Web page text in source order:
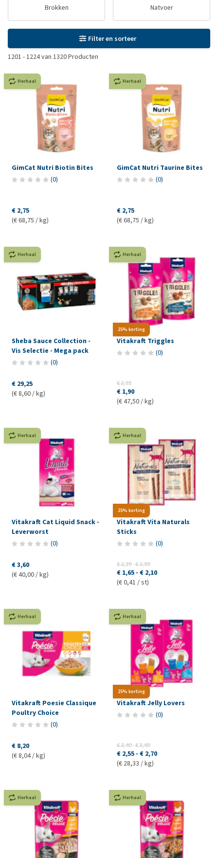
Brokken Natvoer
Filter en sorteer
1201 -1224van 1320Producten
Herhaal
GimCat Nutri Biotin Bites
(0)
€ 2,75
(€ 68,75 / kg)
Herhaal
GimCat Nutri Taurine Bites
(0)
€ 2,75
(€ 68,75 / kg)
Herhaal
Sheba Sauce Collection -
Vis Selectie - Mega pack
(0)
€ 29,25
(€ 8,60 / kg)
25% korting
Herhaal
Vitakraft Triggles
(0)
€ 2,55
€ 1,90
(€ 47,50 / kg)
Herhaal
Vitakraft Cat Liquid Snack -
Leverworst
(0)
€ 3,60
(€ 40,00 / kg)
25% korting
Herhaal
Vitakraft Vita Naturals
Sticks
(0)
€ 2,20-€ 2,80
€ 1,65 - € 2,10
(€ 0,41 / st)
Herhaal
Vitakraft Poesie Classique
Poultry Choice
(0)
€ 8,20
(€ 8,04 / kg)
25% korting
Herhaal
Vitakraft Jelly Lovers
(0)
€ 3,40-€ 3,60
€ 2,55 - € 2,70
(€ 28,33 / kg)
Herhaal Herhaal